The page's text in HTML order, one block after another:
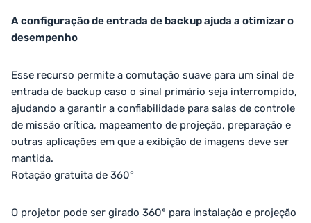
A configuração de entrada de backup ajuda a otimizar o
desempenho
Esse recurso permite a comutação suave para um sinal de
entrada de backup caso o sinal primário seja interrompido,
ajudando a garantir a confiabilidade para salas de controle
de missão crítica, mapeamento de projeção, preparação e
outras aplicações em que a exibição de imagens deve ser
mantida.
Rotação gratuita de 360°
O projetor pode ser girado 360° para instalação e projeção